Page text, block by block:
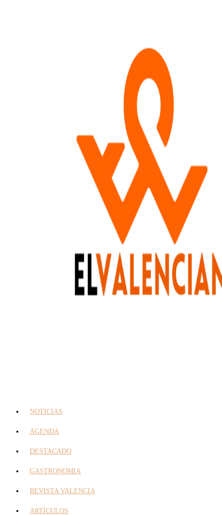
NOTICIAS
AGENDA
DESTACADO
GASTRONOMIA
REVISTA VALENCIA
ARTÍCULOS